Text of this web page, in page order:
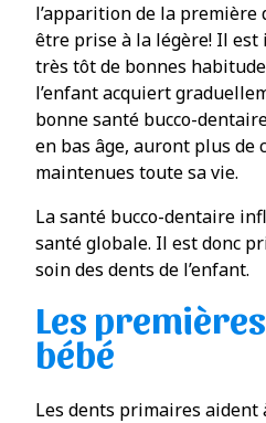
l’apparition de la première
être prise à la légère! Il est
très tôt de bonnes
l’enfant acquiert
bonne santé bucco-
en bas âge, auront plus de
maintenues toute sa vie.
La santé bucco-dentaire
santé globale. Il est donc
soin des dents de l’enfant.
Les
bébé
Les dents primaires aident